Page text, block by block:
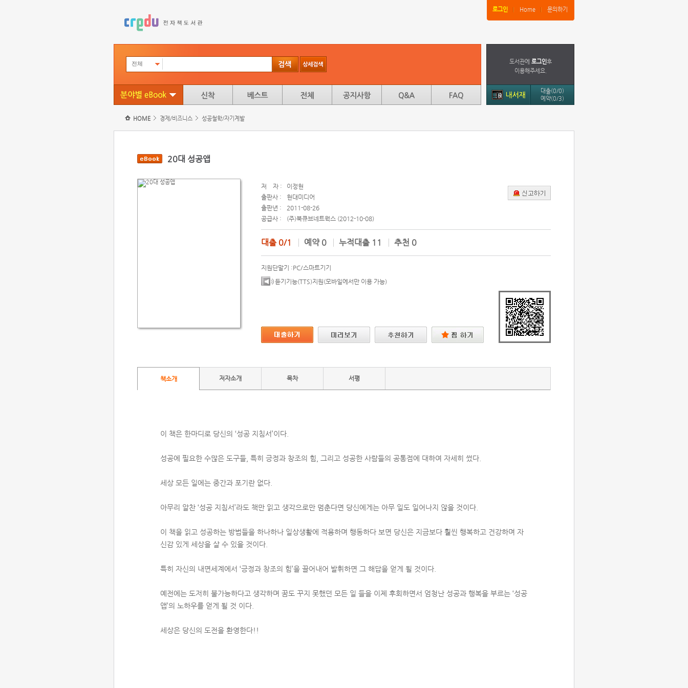
로그인 Home 문의하기
전체 도서관에 로그인후
이용해주세요.
대출(0/0)
예약(0/3)
HOME 경제/비즈니스 성공철학/자기계발
20대 성공앱
저 자 :
이정현
출판사 :
현대미디어
출판년 :
2011-08-26
공급사 :
(주)북큐브네트웍스 (2012-10-08)
대출 0/1 예약 0 누적대출 11 추천 0
지원단말기 :PC/스마트기기
듣기기능(TTS)지원(모바일에서만 이용 가능)
책소개 저자소개 목차 서평
이 책은 한마디로 당신의 ‘성공 지침서’이다.
성공에 필요한 수많은 도구들, 특히 긍정과 창조의 힘, 그리고 성공한 사람들의 공통점에 대하여 자세히 썼다.
세상 모든 일에는 중간과 포기란 없다.
아무리 알찬 ‘성공 지침서’라도 책만 읽고 생각으로만 멈춘다면 당신에게는 아무 일도 일어나지 않을 것이다.
이 책을 읽고 성공하는 방법들을 하나하나 일상생활에 적용하며 행동하다 보면 당신은 지금보다 훨씬 행복하고 건강하며 자
신감 있게 세상을 살 수 있을 것이다.
특히 자신의 내면세계에서 ‘긍정과 창조의 힘’을 끌어내어 발휘하면 그 해답을 얻게 될 것이다.
예전에는 도저히 불가능하다고 생각하며 꿈도 꾸지 못했던 모든 일 들을 이제 후회하면서 엄청난 성공과 행복을 부르는 ‘성공
앱’의 노하우를 얻게 될 것 이다.
세상은 당신의 도전을 환영한다!!